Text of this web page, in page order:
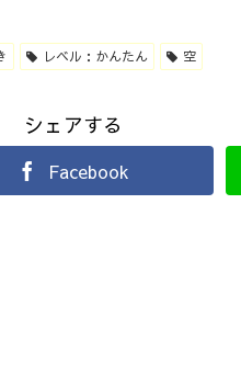
レベル：かんたん 空
シェアする
Facebook